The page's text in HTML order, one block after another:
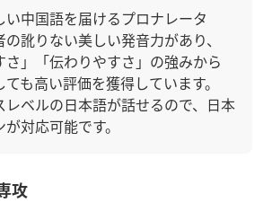
い中国語を届けるプロナレータ
訛りない美しい発音力があり、
さ」「伝わりやすさ」の強みから
も高い評価を獲得しています。
レベルの日本語が話せるので、日本
対応可能です。
攻